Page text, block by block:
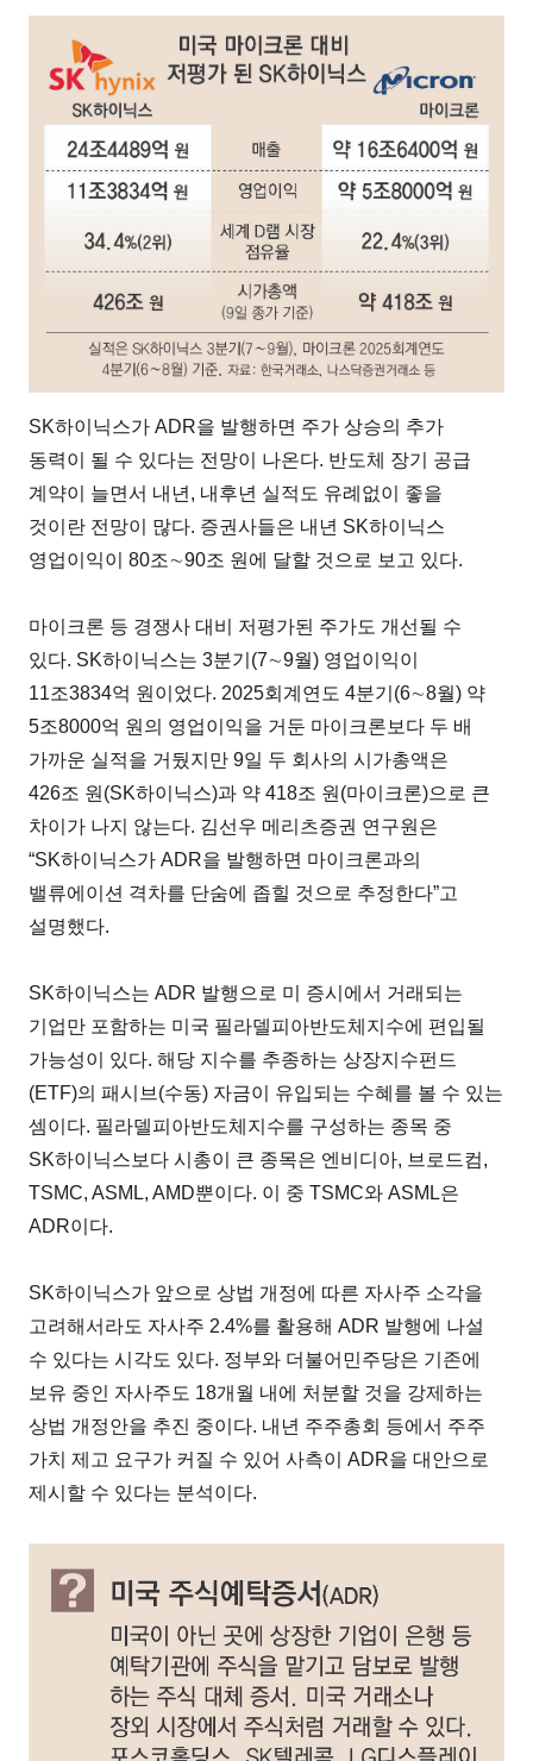
SK하이닉스가 ADR을 발행하면 주가 상승의 추가
동력이 될 수 있다는 전망이 나온다. 반도체 장기 공급
계약이 늘면서 내년, 내후년 실적도 유례없이 좋을
것이란 전망이 많다. 증권사들은 내년 SK하이닉스
영업이익이 80조∼90조 원에 달할 것으로 보고 있다.
마이크론 등 경쟁사 대비 저평가된 주가도 개선될 수
있다. SK하이닉스는 3분기(7∼9월) 영업이익이
11조3834억 원이었다. 2025회계연도 4분기(6∼8월) 약
5조8000억 원의 영업이익을 거둔 마이크론보다 두 배
가까운 실적을 거뒀지만 9일 두 회사의 시가총액은
426조 원(SK하이닉스)과 약 418조 원(마이크론)으로 큰
차이가 나지 않는다. 김선우 메리츠증권 연구원은
“SK하이닉스가 ADR을 발행하면 마이크론과의
밸류에이션 격차를 단숨에 좁힐 것으로 추정한다”고
설명했다.
SK하이닉스는 ADR 발행으로 미 증시에서 거래되는
기업만 포함하는 미국 필라델피아반도체지수에 편입될
가능성이 있다. 해당 지수를 추종하는 상장지수펀드
(ETF)의 패시브(수동) 자금이 유입되는 수혜를 볼 수 있는
셈이다. 필라델피아반도체지수를 구성하는 종목 중
SK하이닉스보다 시총이 큰 종목은 엔비디아, 브로드컴,
TSMC, ASML, AMD뿐이다. 이 중 TSMC와 ASML은
ADR이다.
SK하이닉스가 앞으로 상법 개정에 따른 자사주 소각을
고려해서라도 자사주 2.4%를 활용해 ADR 발행에 나설
수 있다는 시각도 있다. 정부와 더불어민주당은 기존에
보유 중인 자사주도 18개월 내에 처분할 것을 강제하는
상법 개정안을 추진 중이다. 내년 주주총회 등에서 주주
가치 제고 요구가 커질 수 있어 사측이 ADR을 대안으로
제시할 수 있다는 분석이다.